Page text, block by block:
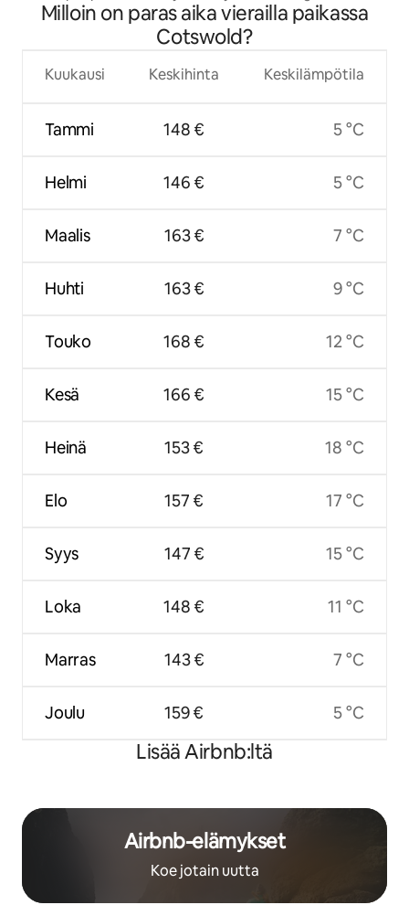
Row'hon
Milloin on paras aika vierailla paikassa
Cotswold?
Kuukausi
Tammi
Helmi
Maalis
Huhti
Touko
Kesä
Heinä
Elo
Syys
Loka
Marras
Joulu
Keskihinta
148 €
146 €
163 €
163 €
168 €
166 €
153 €
157 €
147 €
148 €
143 €
159 €
Keskilämpötila
5 °C
5 °C
7 °C
9 °C
12 °C
15 °C
18 °C
17 °C
15 °C
11 °C
7 °C
5 °C
Lisää Airbnb:ltä
Airbnb-elämykset
Koe jotain uutta